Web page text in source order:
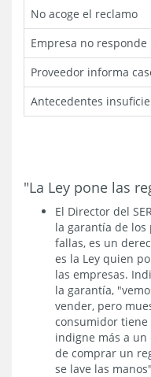
No acoge el reclamo
Empresa no responde
Proveedor informa
Antecedentes
"La Ley pone las
El Director del
la garantía de los
fallas, es un
es la Ley quien
las empresas.
la garantía,
vender, pero
consumidor
indigne más a
de comprar un
se lave las